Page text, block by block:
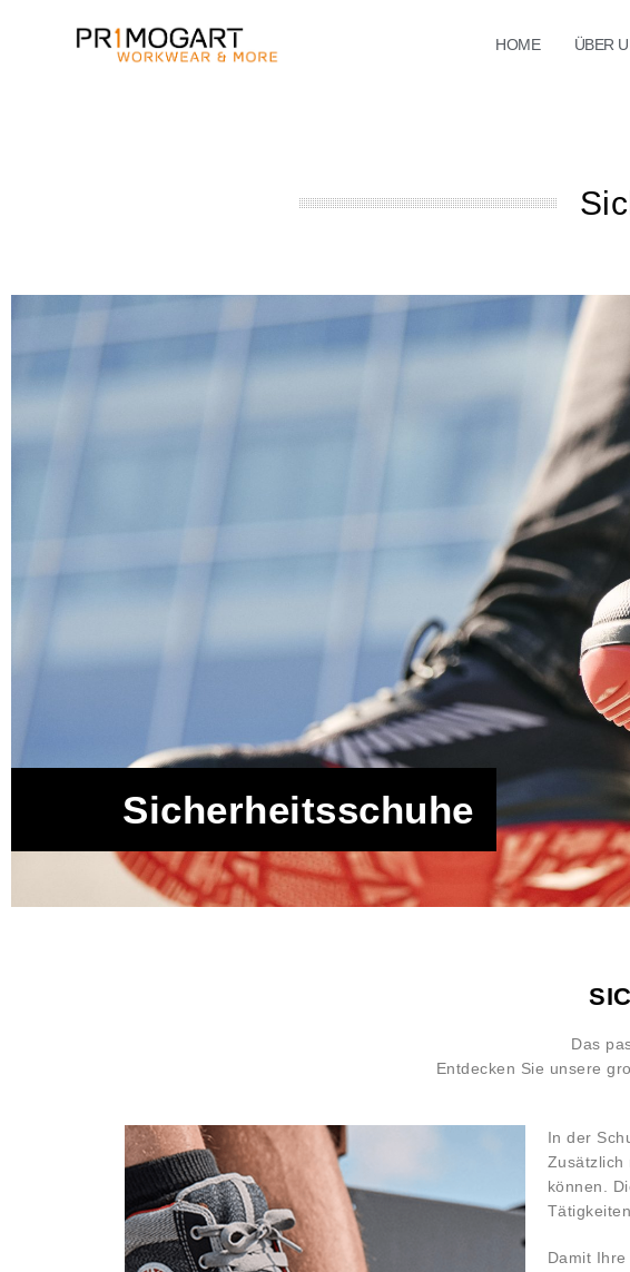
HOME ÜBER
Sicherheitsschuhe
Das
Entdecken Sie unsere
In der
Zusätzlich
können.
Damit